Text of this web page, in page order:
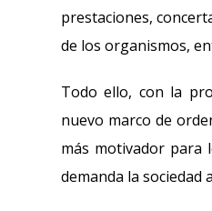
prestaciones,
de los organismos,
Todo ello, con la
nuevo marco de
más motivador para
demanda la sociedad